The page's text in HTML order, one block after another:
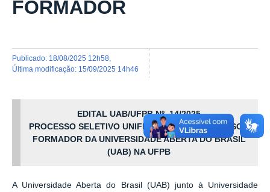
FORMADOR
publicado: 18/08/2025 12h58
última modificação: 15/09/2025 14h46
EDITAL UAB/UFPB Nº. 14/2025
PROCESSO SELETIVO UNIFICADO PARA PROFESSOR
FORMADOR DA UNIVERSIDADE ABERTA DO BRASIL
(UAB) NA UFPB
A Universidade Aberta do Brasil (UAB) junto à Universidade